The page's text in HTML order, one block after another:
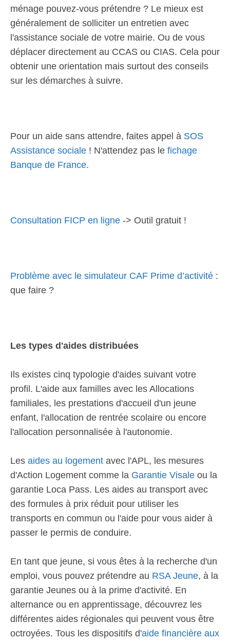
ménage pouvez-vous prétendre ? Le mieux est
généralement de solliciter un entretien avec
l'assistance sociale de votre mairie. Ou de vous
déplacer directement au CCAS ou CIAS. Cela pour
obtenir une orientation mais surtout des conseils
sur les démarches à suivre.
Pour un aide sans attendre, faites appel à SOS
Assistance sociale ! N'attendez pas le fichage
Banque de France.
Consultation FICP en ligne -> Outil gratuit !
Problème avec le simulateur CAF Prime d’activité :
que faire ?
Les types d'aides distribuées
Ils existes cinq typologie d'aides suivant votre
profil. L'aide aux familles avec les Allocations
familiales, les prestations d'accueil d'un jeune
enfant, l'allocation de rentrée scolaire ou encore
l'allocation personnalisée à l'autonomie.
Les aides au logement avec l'APL, les mesures
d'Action Logement comme la Garantie Visale ou la
garantie Loca Pass. Les aides au transport avec
des formules à prix réduit pour utiliser les
transports en commun ou l'aide pour vous aider à
passer le permis de conduire.
En tant que jeune, si vous êtes à la recherche d'un
emploi, vous pouvez prétendre au RSA Jeune, à la
garantie Jeunes ou à la prime d'activité. En
alternance ou en apprentissage, découvrez les
différentes aides régionales qui peuvent vous être
octroyées. Tous les dispositifs d'aide financière aux